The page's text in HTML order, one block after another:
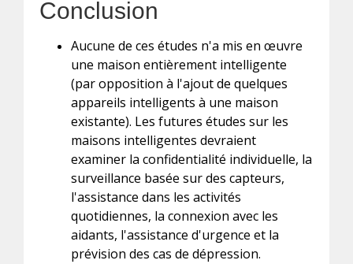
Conclusion
Aucune de ces études n'a mis en œuvre
une maison entièrement intelligente
(par opposition à l'ajout de quelques
appareils intelligents à une maison
existante). Les futures études sur les
maisons intelligentes devraient
examiner la confidentialité individuelle, la
surveillance basée sur des capteurs,
l'assistance dans les activités
quotidiennes, la connexion avec les
aidants, l'assistance d'urgence et la
prévision des cas de dépression.